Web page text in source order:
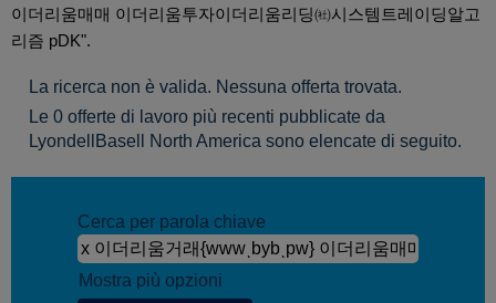
이더리움매매 이더리움투자이더리움리딩㈳시스템트레이딩알고
리즘 pDK".
La ricerca non è valida. Nessuna offerta trovata.
Le 0 offerte di lavoro più recenti pubblicate da
LyondellBasell North America sono elencate di seguito.
Cerca per parola chiave
Mostra più opzioni